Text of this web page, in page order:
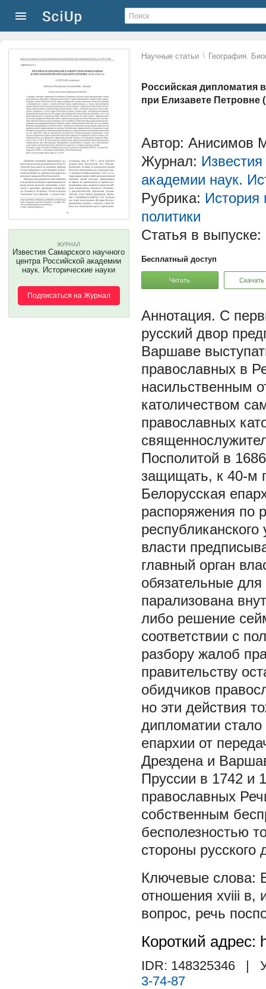
Научные статьи \ География.
Российская дипломатия
при Елизавете Петровне
ЖУРНАЛ
Известия Самарского научного
центра Российской академии
наук. Исторические науки
Подписаться на Журнал
Автор: Анисимов
Журнал:
академии наук.
Рубрика:
политики
Статья в выпуске:
Бесплатный доступ
Читать Скачать
С
русский двор
Варшаве
православных в
насильственным
католичеством
православных
Посполитой в
защищать, к 40-м
Белорусская
распоряжения по
власти
главный орган
обязательные
парализована
либо решение
соответствии с
разбору жалоб
правительству
обидчиков
но эти действия
дипломатии стало
епархии от
Дрездена и
Пруссии в 1742 и
православных
собственным
бесполезностью
стороны русского
отношения xviii в,
вопрос, речь
Короткий адрес:
IDR: 148325346
|
3-74-87